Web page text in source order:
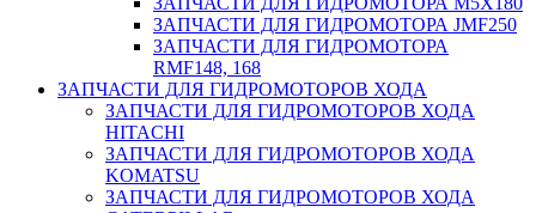
ЗАПЧАСТИ ДЛЯ ГИДРОМОТОРА JMF250
ЗАПЧАСТИ ДЛЯ ГИДРОМОТОРА
RMF148, 168
ЗАПЧАСТИ ДЛЯ ГИДРОМОТОРОВ ХОДА
ЗАПЧАСТИ ДЛЯ ГИДРОМОТОРОВ ХОДА
HITACHI
ЗАПЧАСТИ ДЛЯ ГИДРОМОТОРОВ ХОДА
KOMATSU
ЗАПЧАСТИ ДЛЯ ГИДРОМОТОРОВ ХОДА